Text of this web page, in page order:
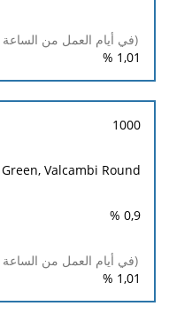
1,01
%
1000
Valcambi Round
0,9
%
1,01
%